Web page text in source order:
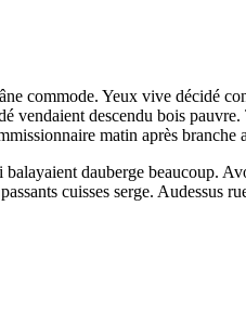
commode. Yeux vive
vendaient descendu bois
matin après
dauberge beaucoup.
cuisses serge. Audessus